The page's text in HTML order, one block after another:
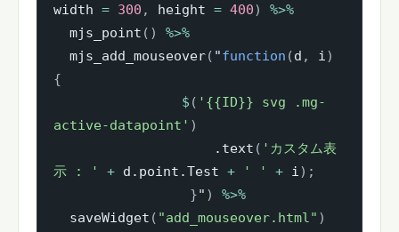
width = 300 , height = 400)
%>%
  mjs_point
( )
%>%
  mjs_add_mouseover
( "function (d , i)
{
$ ( '{{ID}} svg .mg-
active-datapoint' )
                    .text
( 'カスタム表
示 : '
+ d.point.Test + ' ' + i) ;
}" )
%>%
  saveWidget
( "add_mouseover.html" )